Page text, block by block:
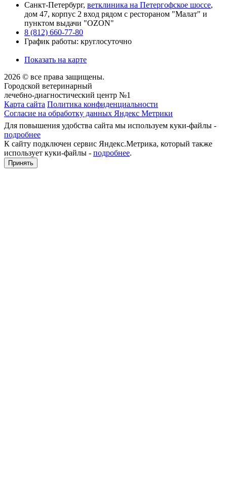
Санкт-Петербург, ветклиника на Петергофское шоссе,
дом 47, корпус 2 вход рядом с рестораном "Малат" и
пунктом выдачи "OZON"
8 (812) 660-77-80
График работы: круглосуточно
Показать на карте
2026 © все права защищены.
Городской ветеринарный
лечебно-диагностический центр №1
Карта сайта Политика конфиденциальности
Согласие на обработку данных Яндекс Метрики
Для повышения удобства сайта мы используем куки-файлы -
подробнее
К сайту подключен сервис Яндекс.Метрика, который также
использует куки-файлы - подробнее.
Принять